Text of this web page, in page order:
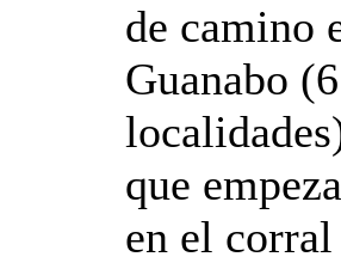
de camino
Guanabo
que
en el corral